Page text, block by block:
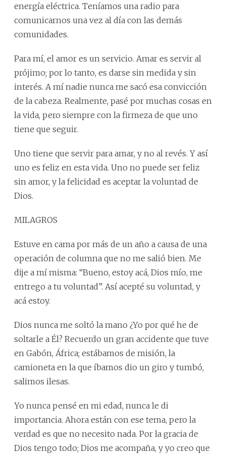
energía eléctrica. Teníamos una radio para
comunicarnos una vez al día con las demás
comunidades.
Para mí, el amor es un servicio. Amar es servir al
prójimo; por lo tanto, es darse sin medida y sin
interés. A mí nadie nunca me sacó esa convicción
de la cabeza. Realmente, pasé por muchas cosas en
la vida, pero siempre con la firmeza de que uno
tiene que seguir.
Uno tiene que servir para amar, y no al revés. Y así
uno es feliz en esta vida. Uno no puede ser feliz
sin amor, y la felicidad es aceptar la voluntad de
Dios.
MILAGROS
Estuve en cama por más de un año a causa de una
operación de columna que no me salió bien. Me
dije a mí misma: “Bueno, estoy acá, Dios mío, me
entrego a tu voluntad”. Así acepté su voluntad, y
acá estoy.
Dios nunca me soltó la mano ¿Yo por qué he de
soltarle a Él? Recuerdo un gran accidente que tuve
en Gabón, África; estábamos de misión, la
camioneta en la que íbamos dio un giro y tumbó,
salimos ilesas.
Yo nunca pensé en mi edad, nunca le di
importancia. Ahora están con ese tema, pero la
verdad es que no necesito nada. Por la gracia de
Dios tengo todo; Dios me acompaña, y yo creo que